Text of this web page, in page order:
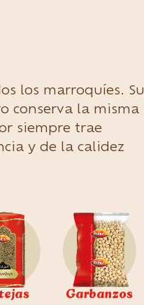
los marroquíes. Su
conserva la misma
siempre trae
y de la calidez
Garbanzos